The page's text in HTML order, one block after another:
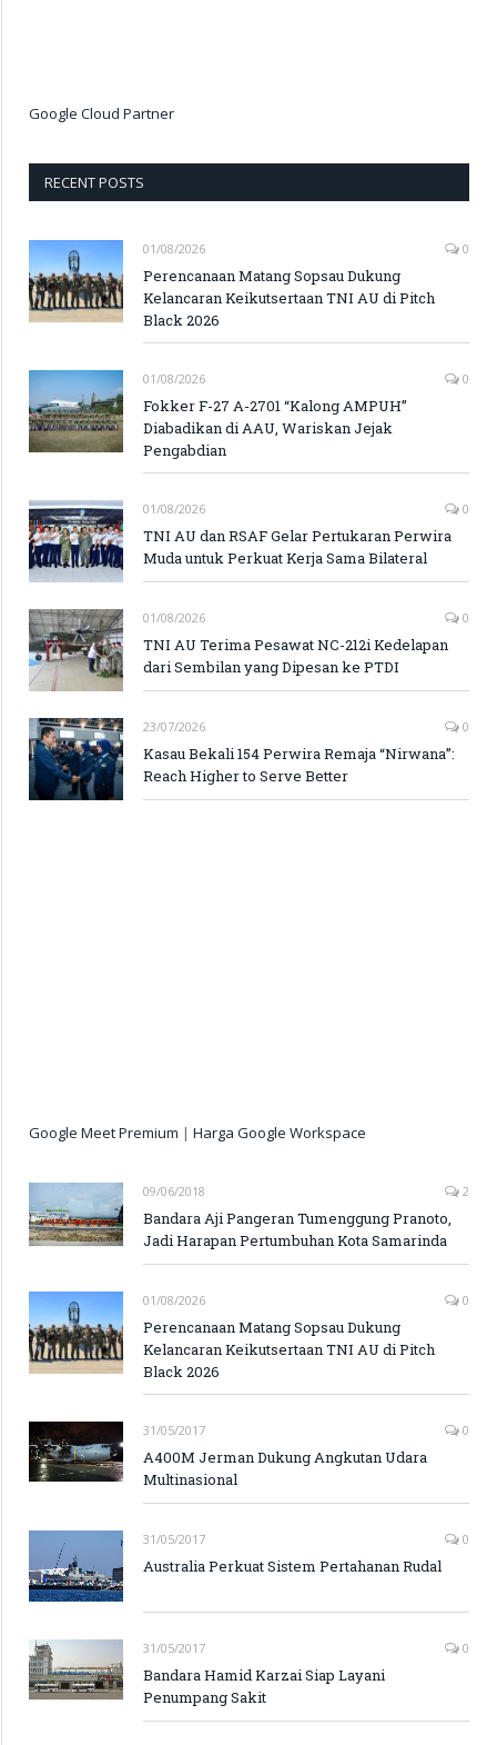
Google Cloud Partner
RECENT POSTS
01/08/2026 0
Perencanaan Matang Sopsau Dukung
Kelancaran Keikutsertaan TNI AU di Pitch
Black 2026
01/08/2026 0
Fokker F-27 A-2701 “Kalong AMPUH”
Diabadikan di AAU, Wariskan Jejak
Pengabdian
01/08/2026 0
TNI AU dan RSAF Gelar Pertukaran Perwira
Muda untuk Perkuat Kerja Sama Bilateral
01/08/2026 0
TNI AU Terima Pesawat NC-212i Kedelapan
dari Sembilan yang Dipesan ke PTDI
23/07/2026 0
Kasau Bekali 154 Perwira Remaja “Nirwana”:
Reach Higher to Serve Better
Google Meet Premium | Harga Google Workspace
09/06/2018 2
Bandara Aji Pangeran Tumenggung Pranoto,
Jadi Harapan Pertumbuhan Kota Samarinda
01/08/2026 0
Perencanaan Matang Sopsau Dukung
Kelancaran Keikutsertaan TNI AU di Pitch
Black 2026
31/05/2017 0
A400M Jerman Dukung Angkutan Udara
Multinasional
31/05/2017 0
Australia Perkuat Sistem Pertahanan Rudal
31/05/2017 0
Bandara Hamid Karzai Siap Layani
Penumpang Sakit